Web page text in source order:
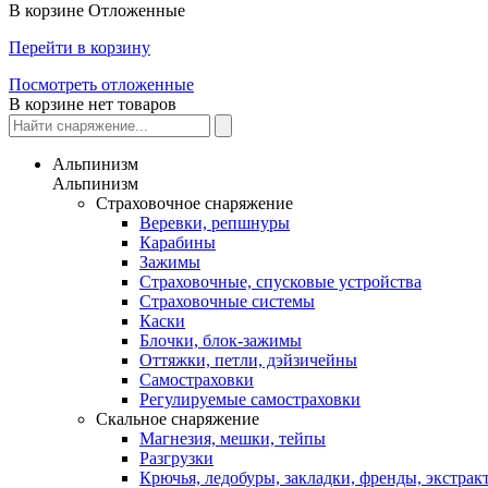
В корзине Отложенные
Перейти в корзину
Посмотреть отложенные
В корзине нет товаров
Альпинизм
Альпинизм
Страховочное снаряжение
Веревки, репшнуры
Карабины
Зажимы
Страховочные, спусковые устройства
Страховочные системы
Каски
Блочки, блок-зажимы
Оттяжки, петли, дэйзичейны
Самостраховки
Регулируемые самостраховки
Скальное снаряжение
Магнезия, мешки, тейпы
Разгрузки
Крючья, ледобуры, закладки, френды,